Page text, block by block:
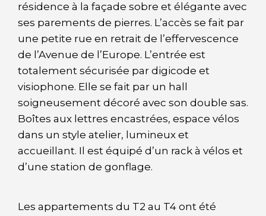
résidence à la façade sobre et élégante avec
ses parements de pierres. L’accès se fait par
une petite rue en retrait de l’effervescence
de l’Avenue de l’Europe. L’entrée est
totalement sécurisée par digicode et
visiophone. Elle se fait par un hall
soigneusement décoré avec son double sas.
Boîtes aux lettres encastrées, espace vélos
dans un style atelier, lumineux et
accueillant. Il est équipé d’un rack à vélos et
d’une station de gonflage.
Les appartements du T2 au T4 ont été